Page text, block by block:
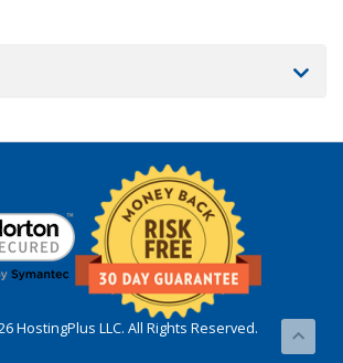
HostingPlus LLC. All Rights Reserved.